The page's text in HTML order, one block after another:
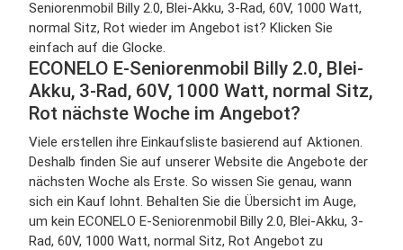
Seniorenmobil Billy 2.0, Blei-Akku, 3-Rad, 60V, 1000 Watt,
normal Sitz, Rot wieder im Angebot ist? Klicken Sie
einfach auf die Glocke.
ECONELO E-Seniorenmobil Billy 2.0, Blei-
Akku, 3-Rad, 60V, 1000 Watt, normal Sitz,
Rot nächste Woche im Angebot?
Viele erstellen ihre Einkaufsliste basierend auf Aktionen.
Deshalb finden Sie auf unserer Website die Angebote der
nächsten Woche als Erste. So wissen Sie genau, wann
sich ein Kauf lohnt. Behalten Sie die Übersicht im Auge,
um kein ECONELO E-Seniorenmobil Billy 2.0, Blei-Akku, 3-
Rad, 60V, 1000 Watt, normal Sitz, Rot Angebot zu